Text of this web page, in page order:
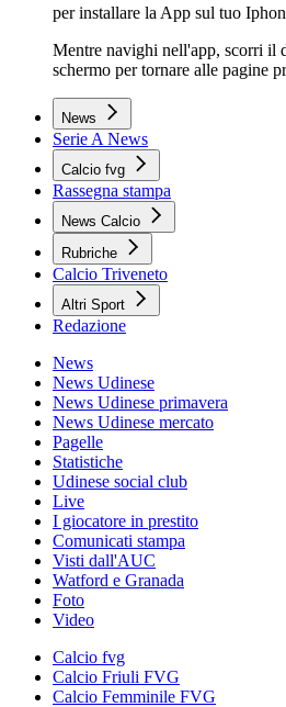
per installare la App sul tuo
Mentre navighi nell'app, scorri il
schermo per tornare alle pagine
News
Serie A News
Calcio fvg
Rassegna stampa
News Calcio
Rubriche
Calcio Triveneto
Altri Sport
Redazione
News
News Udinese
News Udinese primavera
News Udinese mercato
Pagelle
Statistiche
Udinese social club
Live
I giocatore in prestito
Comunicati stampa
Visti dall'AUC
Watford e Granada
Foto
Video
Calcio fvg
Calcio Friuli FVG
Calcio Femminile FVG